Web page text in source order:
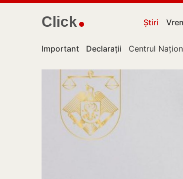
Click Știri
Important Declarații Centrul